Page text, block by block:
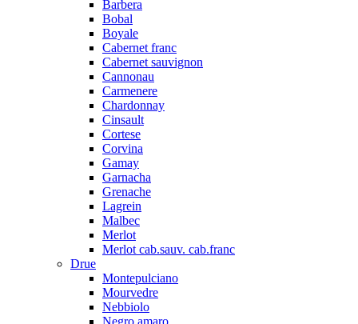
Barbera
Bobal
Boyale
Cabernet franc
Cabernet sauvignon
Cannonau
Carmenere
Chardonnay
Cinsault
Cortese
Corvina
Gamay
Garnacha
Grenache
Lagrein
Malbec
Merlot
Merlot cab.sauv. cab.franc
Drue
Montepulciano
Mourvedre
Nebbiolo
Negro amaro